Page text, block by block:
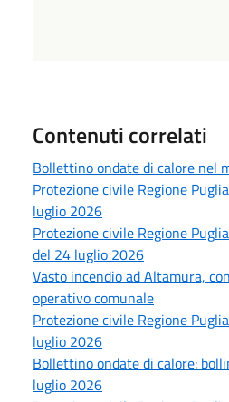
Contenuti correlati
Bollettino ondate di calore nel
Protezione civile Regione
luglio 2026
Protezione civile Regione
del 24 luglio 2026
Vasto incendio ad Altamura,
operativo comunale
Protezione civile Regione
luglio 2026
Bollettino ondate di calore:
luglio 2026